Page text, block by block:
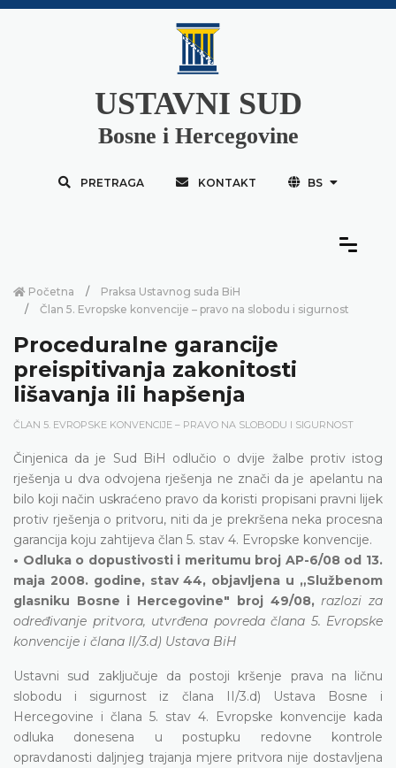
USTAVNI SUD
Bosne i Hercegovine
PRETRAGA KONTAKT BS
Početna
Praksa Ustavnog suda BiH
Član 5. Evropske konvencije – pravo na slobodu i sigurnost
Proceduralne garancije
preispitivanja zakonitosti
lišavanja ili hapšenja
ČLAN 5. EVROPSKE KONVENCIJE – PRAVO NA SLOBODU I SIGURNOST
Činjenica da je Sud BiH odlučio o dvije žalbe protiv istog
rješenja u dva odvojena rješenja ne znači da je apelantu na
bilo koji način uskraćeno pravo da koristi propisani pravni lijek
protiv rješenja o pritvoru, niti da je prekršena neka procesna
garancija koju zahtijeva član 5. stav 4. Evropske konvencije.
• Odluka o dopustivosti i meritumu broj AP-6/08 od 13.
maja 2008. godine, stav 44, objavljena u „Službenom
glasniku Bosne i Hercegovine" broj 49/08, razlozi za
određivanje pritvora, utvrđena povreda člana 5. Evropske
konvencije i člana II/3.d) Ustava BiH
Ustavni sud zaključuje da postoji kršenje prava na ličnu
slobodu i sigurnost iz člana II/3.d) Ustava Bosne i
Hercegovine i člana 5. stav 4. Evropske konvencije kada
odluka donesena u postupku redovne kontrole
opravdanosti daljnjeg trajanja mjere pritvora nije dostavljena